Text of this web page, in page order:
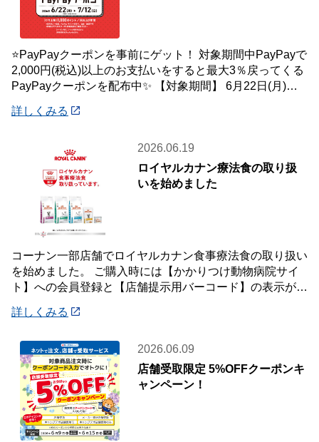
⭐PayPayクーポンを事前にゲット！ 対象期間中PayPayで
2,000円(税込)以上のお支払いをすると最大3％戻ってくる
PayPayクーポンを配布中✨ 【対象期間】 6月22日(月)～7
詳しくみる
2026.06.19
ロイヤルカナン療法食の取り扱
いを始めました
コーナン一部店舗でロイヤルカナン食事療法食の取り扱い
を始めました。 ご購入時には【かかりつけ動物病院サイ
ト】への会員登録と【店舗提示用バーコード】の表示が必
詳しくみる
2026.06.09
店舗受取限定 5%OFFクーポンキ
ャンペーン！